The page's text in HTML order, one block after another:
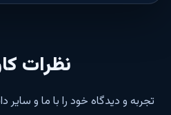
نظرات
تجربه و دیدگاه خود را با ما و سایر